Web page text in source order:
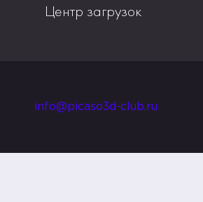
Центр загрузок
info@picaso3d-club.ru